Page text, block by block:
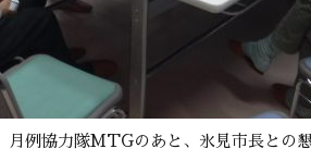
例協力隊MTGのあと、氷見市長との